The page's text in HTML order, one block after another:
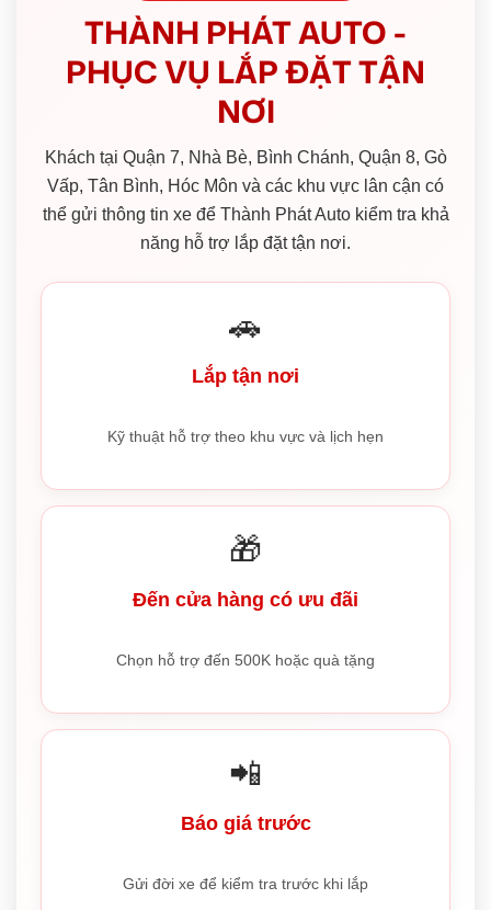
THÀNH PHÁT AUTO -
PHỤC VỤ LẮP ĐẶT TẬN
NƠI
Khách tại Quận 7, Nhà Bè, Bình Chánh, Quận 8, Gò
Vấp, Tân Bình, Hóc Môn và các khu vực lân cận có
thể gửi thông tin xe để Thành Phát Auto kiểm tra khả
năng hỗ trợ lắp đặt tận nơi.
🚗
Lắp tận nơi
Kỹ thuật hỗ trợ theo khu vực và lịch hẹn
🎁
Đến cửa hàng có ưu đãi
Chọn hỗ trợ đến 500K hoặc quà tặng
📲
Báo giá trước
Gửi đời xe để kiểm tra trước khi lắp